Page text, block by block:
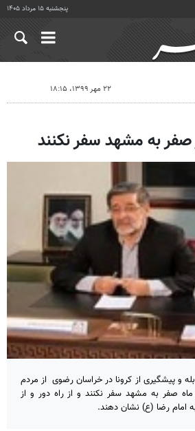
پنجشنبه ۱۵ مرداد ۱۴۰۵
۲۲ مهر ۱۳۹۹، ۱۸:۱۵
به مشهد سفر نکنند
و پیشگیری از کرونا در خراسان رضوی از مردم
صفر به مشهد سفر نکنند و از راه دور و از
امام رضا (ع) نشان دهند.